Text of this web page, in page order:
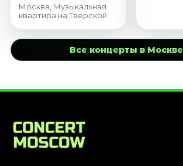
Москва, Музыкальная
квартира на Тверской
Все концерты в Москве